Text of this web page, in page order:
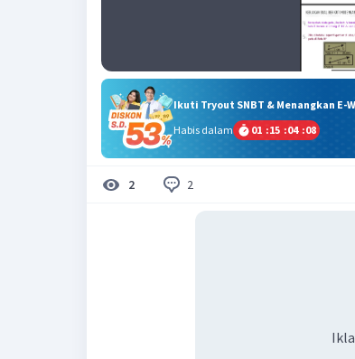
Ikuti Tryout SNBT & Menangkan E-
Habis dalam
01 :15 :04 :08
2 2